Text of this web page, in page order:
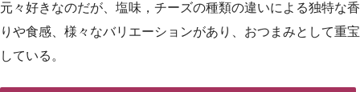
元々好きなのだが、塩味，チーズの種類の違いによる独特な香
りや食感、様々なバリエーションがあり、おつまみとして重宝
している。